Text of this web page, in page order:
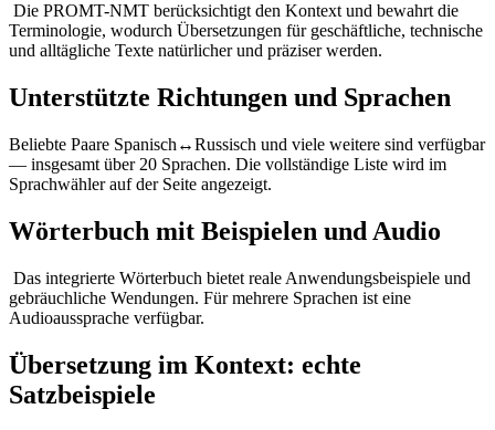
Die PROMT-NMT berücksichtigt den Kontext und bewahrt die
Terminologie, wodurch Übersetzungen für geschäftliche, technische
und alltägliche Texte natürlicher und präziser werden.
Unterstützte Richtungen und Sprachen
Beliebte Paare Spanisch↔Russisch und viele weitere sind verfügbar
— insgesamt über 20 Sprachen. Die vollständige Liste wird im
Sprachwähler auf der Seite angezeigt.
Wörterbuch mit Beispielen und Audio
Das integrierte Wörterbuch bietet reale Anwendungsbeispiele und
gebräuchliche Wendungen. Für mehrere Sprachen ist eine
Audioaussprache verfügbar.
Übersetzung im Kontext: echte
Satzbeispiele